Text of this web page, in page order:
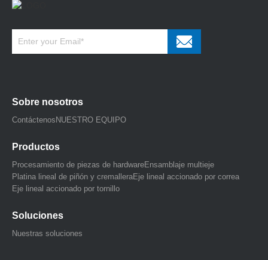
Sobre nosotros
ContáctenosNUESTRO EQUIPO
Productos
Procesamiento de piezas de hardwareEnsamblaje multieje
Platina lineal de piñón y cremalleraEje lineal accionado por correa
Eje lineal accionado por tornillo
Soluciones
Nuestras soluciones